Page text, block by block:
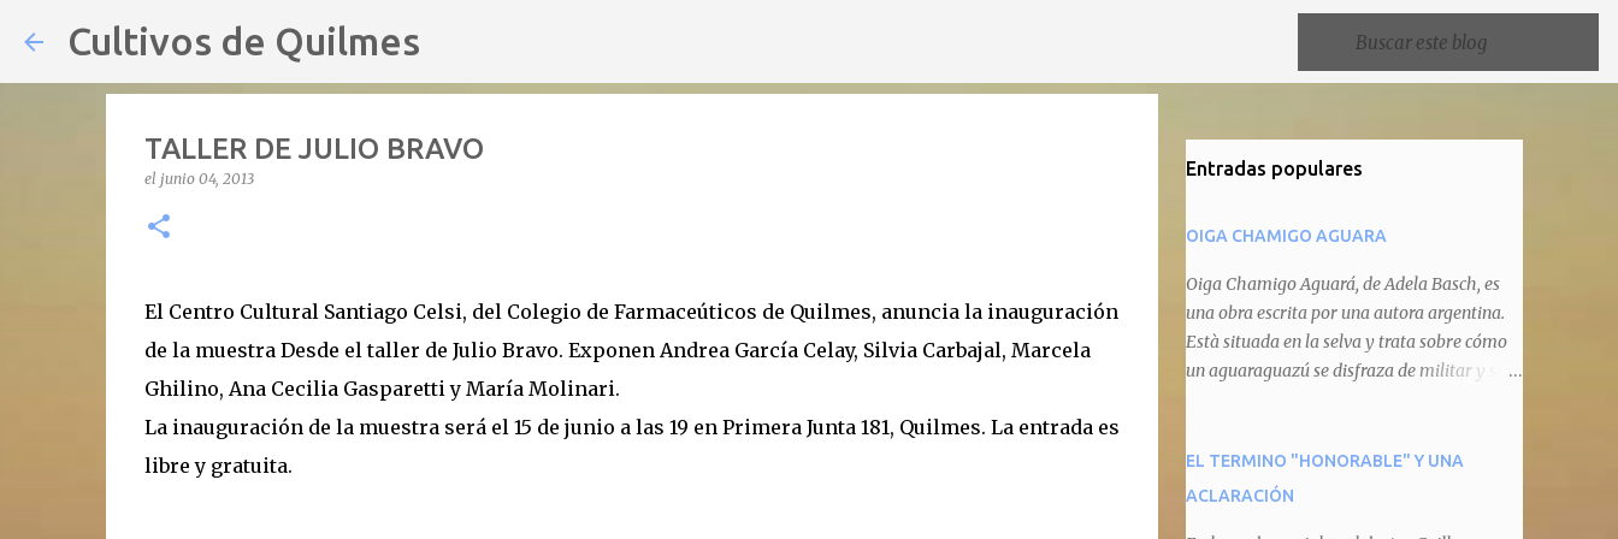
Cultivos de Quilmes
TALLER DE JULIO BRAVO
el junio 04, 2013
El Centro Cultural Santiago Celsi, del Colegio de Farmaceúticos de Quilmes, anuncia la inauguración
de la muestra Desde el taller de Julio Bravo. Exponen Andrea García Celay, Silvia Carbajal, Marcela
Ghilino, Ana Cecilia Gasparetti y María Molinari.
La inauguración de la muestra será el 15 de junio a las 19 en Primera Junta 181, Quilmes. La entrada es
libre y gratuita.
Entradas populares
OIGA CHAMIGO AGUARA
Oiga Chamigo Aguará, de Adela Basch, es
una obra escrita por una autora argentina.
Està situada en la selva y trata sobre cómo
un aguaraguazú se disfraza de militar y se
animal que pretenda circular por ahí. En
primera instancia aparece Teteu, el tero,
EL TERMINO "HONORABLE" Y UNA
ACLARACIÓN